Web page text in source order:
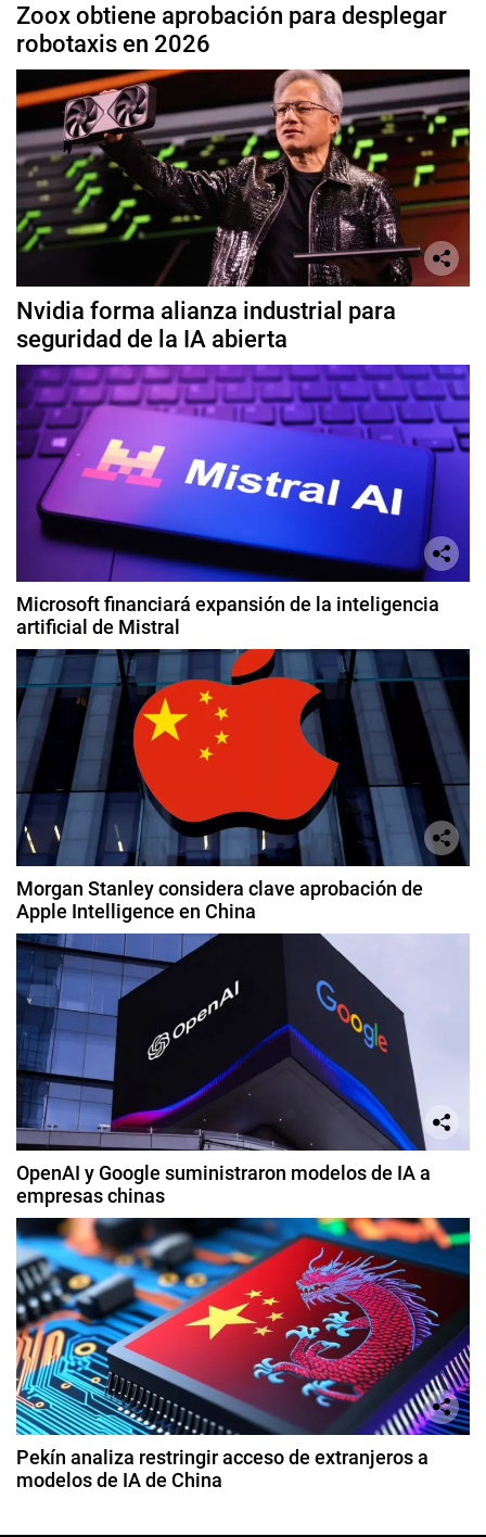
Zoox obtiene aprobación para desplegar
robotaxis en 2026
Nvidia forma alianza industrial para
seguridad de la IA abierta
Microsoft financiará expansión de la inteligencia
artificial de Mistral
Morgan Stanley considera clave aprobación de
Apple Intelligence en China
OpenAI y Google suministraron modelos de IA a
empresas chinas
Pekín analiza restringir acceso de extranjeros a
modelos de IA de China